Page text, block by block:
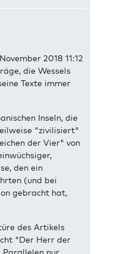
2018 11:12
die Wessels
Texte immer
Inseln, die
"zivilisiert"
der Vier" von
den ein
(und bei
gebracht hat,
des Artikels
"Der Herr der